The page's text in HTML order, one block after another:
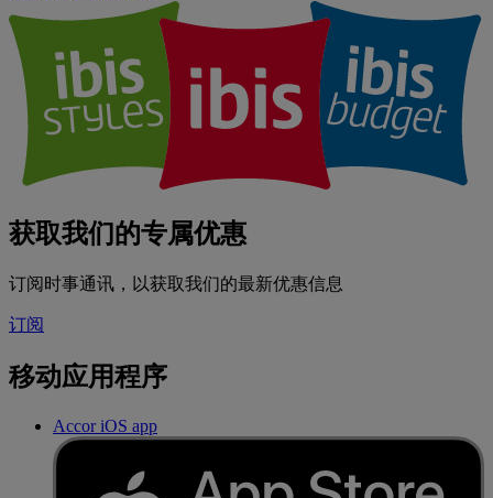
获取我们的专属优惠
订阅时事通讯，以获取我们的最新优惠信息
订阅
移动应用程序
Accor iOS app